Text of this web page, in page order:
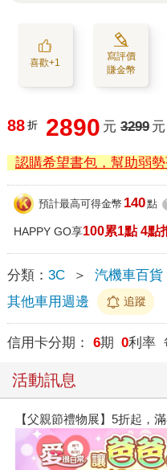
喜歡+1
寫評價
賺金幣
88 折 2890 元 3299 元
認購希望書包，幫助弱
預計最高可得金幣 140點
HAPPY GO享100累1點 4點
分類： 3C ＞ 汽機車百貨
其他車用週邊
追蹤
信用卡分期： 6期 0利率
活動訊息
【父親節禮物展】5折起，